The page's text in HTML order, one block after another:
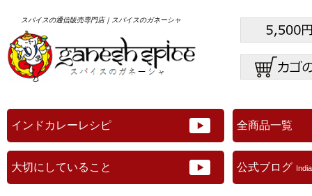
スパイスの通信販売専門店｜スパイスのガネーシャ
インドカレーレシピ 全商品一覧
大切にしていること 公式ブログ